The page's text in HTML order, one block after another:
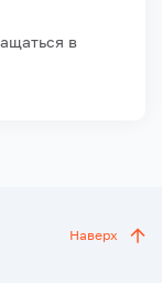
в
Наверх